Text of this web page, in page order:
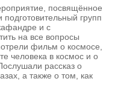
посвящённое
групп
и с
на все вопросы
фильм о космосе,
человека в космос и о
рассказ о
а также о том, как